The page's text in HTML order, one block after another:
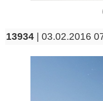
13934 | 03.02.2016